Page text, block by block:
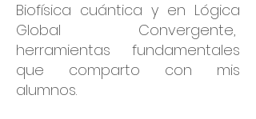
Biofísica cuántica y en Lógica
Global Convergente,
herramientas fundamentales
que comparto con mis
alumnos.